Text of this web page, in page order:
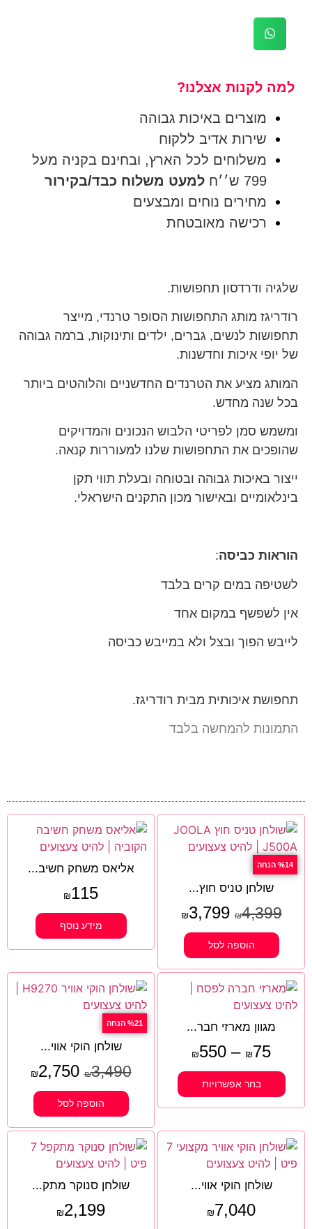
למה לקנות אצלנו?
מוצרים באיכות גבוהה
שירות אדיב ללקוח
משלוחים לכל הארץ, ובחינם בקניה מעל
799 ש׳׳ח
למעט משלוח כבד/בקירור
מחירים נוחים ומבצעים
רכישה מאובטחת
שלגיה ודרדסון תחפושות.
רודריגז מותג התחפושות הסופר טרנדי, מייצר
תחפושות לנשים, גברים, ילדים ותינוקות, ברמה גבוהה
של יופי איכות וחדשנות.
המותג מציע את הטרנדים החדשניים והלוהטים ביותר
בכל שנה מחדש.
ומשמש סמן לפריטי הלבוש הנכונים והמדויקים
שהופכים את התחפושות שלנו למעוררות קנאה.
ייצור באיכות גבוהה ובטוחה ובעלת תווי תקן
בינלאומיים ובאישור מכון התקנים הישראלי.
הוראות כביסה:
לשטיפה במים קרים בלבד
אין לשפשף במקום אחד
לייבש הפוך ובצל ולא במייבש כביסה
תחפושת איכותית מבית רודריגז.
התמונות להמחשה בלבד
%14 הנחה
שולחן טניס חוץ...
₪4,399
₪3,799
הוספה לסל
אליאס משחק חשיב...
₪115
מידע נוסף
מגוון מארזי חבר...
₪75
–
₪550
בחר אפשרויות
%21 הנחה
שולחן הוקי אווי...
₪3,490
₪2,750
הוספה לסל
שולחן הוקי אווי...
₪7,040
שולחן סנוקר מתק...
₪2,199